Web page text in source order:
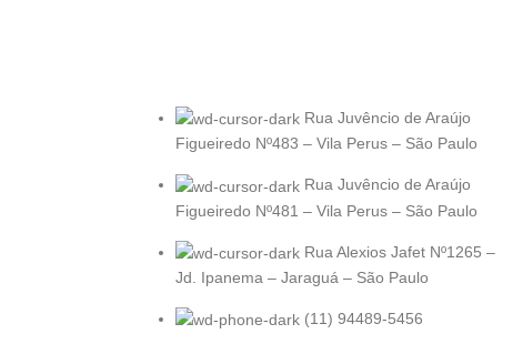
Rua Juvêncio de Araújo
Figueiredo Nº483 – Vila Perus – São Paulo
Rua Juvêncio de Araújo
Figueiredo Nº481 – Vila Perus – São Paulo
Rua Alexios Jafet Nº1265 –
Jd. Ipanema – Jaraguá – São Paulo
(11) 94489-5456